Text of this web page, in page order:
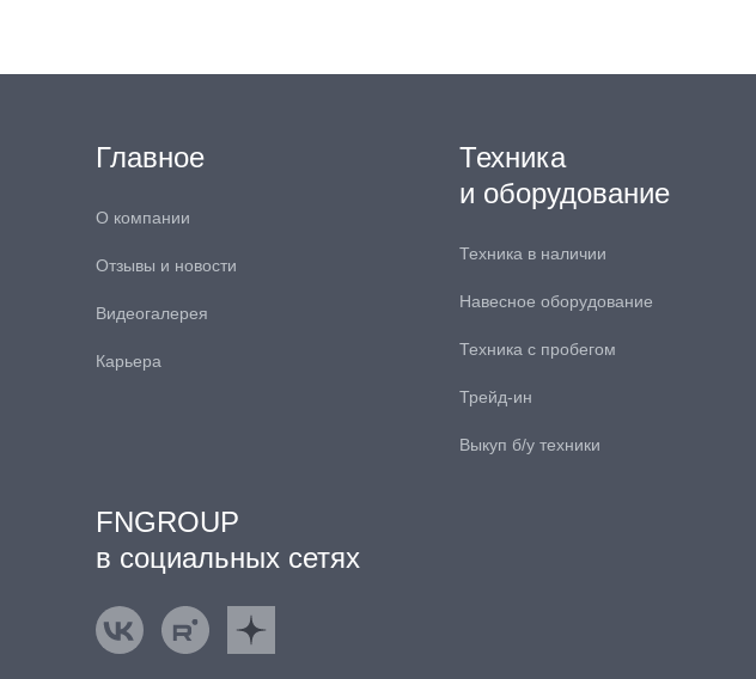
Главное
О компании
Отзывы и новости
Видеогалерея
Карьера
Техника
и оборудование
Техника в наличии
Навесное оборудование
Техника с пробегом
Трейд-ин
Выкуп б/у техники
FNGROUP
в социальных сетях
ВКонтактеRutube Яндекс.Дзен